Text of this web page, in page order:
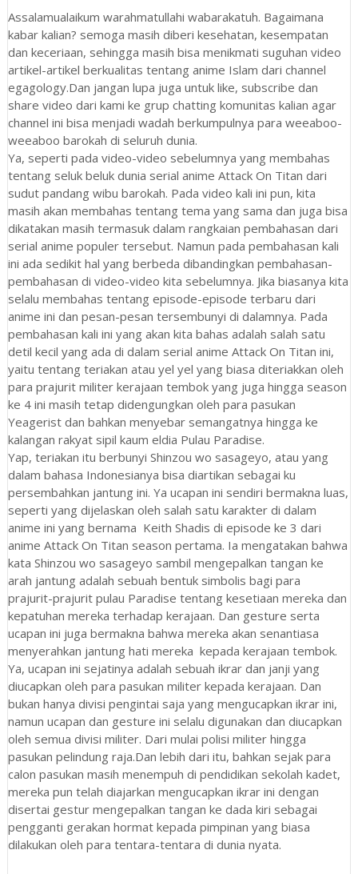
Assalamualaikum warahmatullahi wabarakatuh. Bagaimana
kabar kalian? semoga masih diberi kesehatan, kesempatan
dan keceriaan, sehingga masih bisa menikmati suguhan video
artikel-artikel berkualitas tentang anime Islam dari channel
egagology.Dan jangan lupa juga untuk like, subscribe dan
share video dari kami ke grup chatting komunitas kalian agar
channel ini bisa menjadi wadah berkumpulnya para weeaboo-
weeaboo barokah di seluruh dunia.
Ya, seperti pada video-video sebelumnya yang membahas
tentang seluk beluk dunia serial anime Attack On Titan dari
sudut pandang wibu barokah. Pada video kali ini pun, kita
masih akan membahas tentang tema yang sama dan juga bisa
dikatakan masih termasuk dalam rangkaian pembahasan dari
serial anime populer tersebut. Namun pada pembahasan kali
ini ada sedikit hal yang berbeda dibandingkan pembahasan-
pembahasan di video-video kita sebelumnya. Jika biasanya kita
selalu membahas tentang episode-episode terbaru dari
anime ini dan pesan-pesan tersembunyi di dalamnya. Pada
pembahasan kali ini yang akan kita bahas adalah salah satu
detil kecil yang ada di dalam serial anime Attack On Titan ini,
yaitu tentang teriakan atau yel yel yang biasa diteriakkan oleh
para prajurit militer kerajaan tembok yang juga hingga season
ke 4 ini masih tetap didengungkan oleh para pasukan
Yeagerist dan bahkan menyebar semangatnya hingga ke
kalangan rakyat sipil kaum eldia Pulau Paradise.
Yap, teriakan itu berbunyi Shinzou wo sasageyo, atau yang
dalam bahasa Indonesianya bisa diartikan sebagai ku
persembahkan jantung ini. Ya ucapan ini sendiri bermakna luas,
seperti yang dijelaskan oleh salah satu karakter di dalam
anime ini yang bernama Keith Shadis di episode ke 3 dari
anime Attack On Titan season pertama. Ia mengatakan bahwa
kata Shinzou wo sasageyo sambil mengepalkan tangan ke
arah jantung adalah sebuah bentuk simbolis bagi para
prajurit-prajurit pulau Paradise tentang kesetiaan mereka dan
kepatuhan mereka terhadap kerajaan. Dan gesture serta
ucapan ini juga bermakna bahwa mereka akan senantiasa
menyerahkan jantung hati mereka kepada kerajaan tembok.
Ya, ucapan ini sejatinya adalah sebuah ikrar dan janji yang
diucapkan oleh para pasukan militer kepada kerajaan. Dan
bukan hanya divisi pengintai saja yang mengucapkan ikrar ini,
namun ucapan dan gesture ini selalu digunakan dan diucapkan
oleh semua divisi militer. Dari mulai polisi militer hingga
pasukan pelindung raja.Dan lebih dari itu, bahkan sejak para
calon pasukan masih menempuh di pendidikan sekolah kadet,
mereka pun telah diajarkan mengucapkan ikrar ini dengan
disertai gestur mengepalkan tangan ke dada kiri sebagai
pengganti gerakan hormat kepada pimpinan yang biasa
dilakukan oleh para tentara-tentara di dunia nyata.